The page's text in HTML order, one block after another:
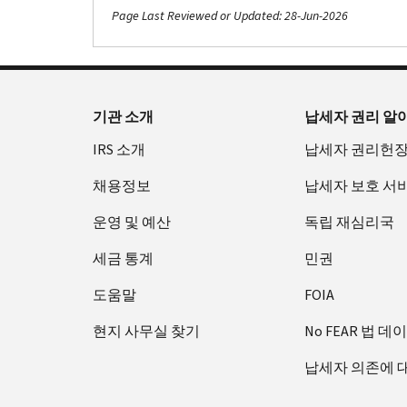
Page Last Reviewed or Updated: 28-Jun-2026
기관 소개
IRS 소개
채용정보
운영 및 예산
세금 통계
도움말
현지 사무실 찾기
납세자 권리 알
납세자 권리헌
납세자 보호 서
독립 재심리국
민권
FOIA
No FEAR 법 데
납세자 의존에